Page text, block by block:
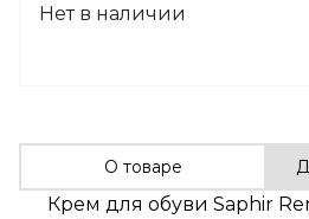
Нет в наличии
О товаре
Крем для обуви Saphir